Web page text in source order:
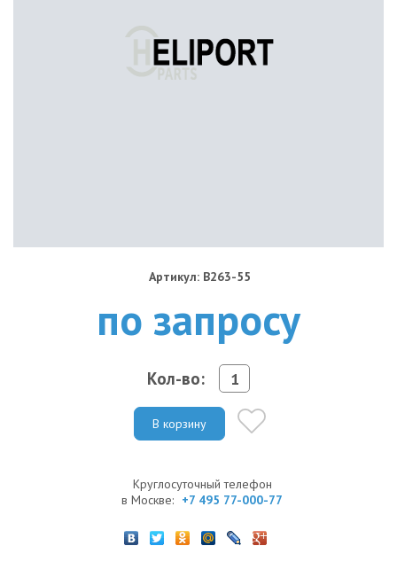
Артикул: B263-55
по запросу
Кол-во:
В корзину
Круглосуточный телефон
в Москве: +7 495 77-000-77